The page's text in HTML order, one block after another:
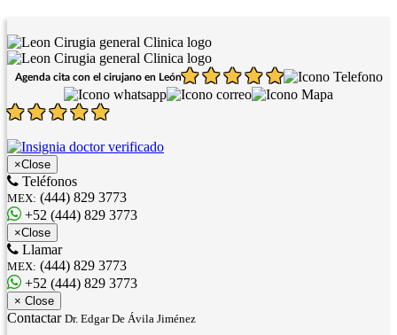
Agenda cita con el cirujano en León
×Close
Teléfonos
MEX: (444) 829 3773
+52 (444) 829 3773
×Close
Llamar
MEX: (444) 829 3773
+52 (444) 829 3773
× Close
Contactar Dr. Edgar De Ávila Jiménez
Nombre: